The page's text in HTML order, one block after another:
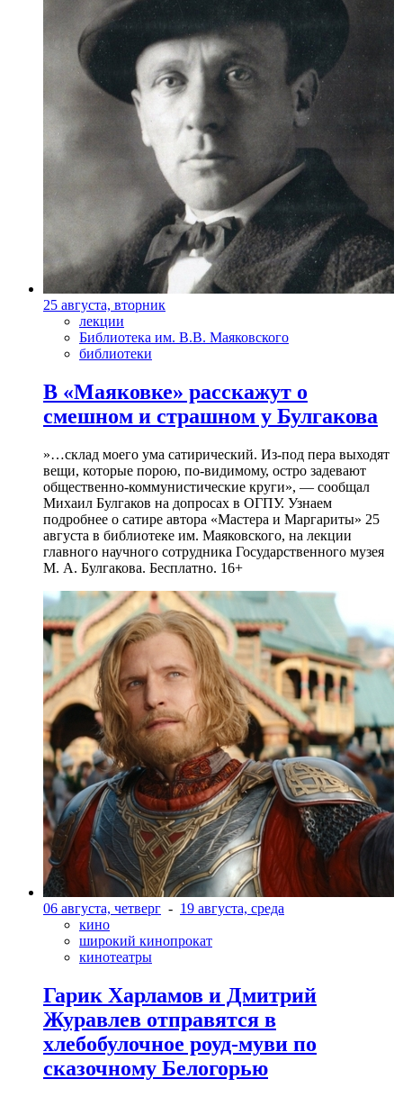
25 августа, вторник
лекции
Библиотека им. В.В. Маяковского
библиотеки
В «Маяковке» расскажут о
смешном и страшном у Булгакова
»…склад моего ума сатирический. Из-под пера выходят
вещи, которые порою, по-видимому, остро задевают
общественно-коммунистические круги», — сообщал
Михаил Булгаков на допросах в ОГПУ. Узнаем
подробнее о сатире автора «Мастера и Маргариты» 25
августа в библиотеке им. Маяковского, на лекции
главного научного сотрудника Государственного музея
М. А. Булгакова. Бесплатно. 16+
06 августа, четверг - 19 августа, среда
кино
широкий кинопрокат
кинотеатры
Гарик Харламов и Дмитрий
Журавлев отправятся в
хлебобулочное роуд-муви по
сказочному Белогорью